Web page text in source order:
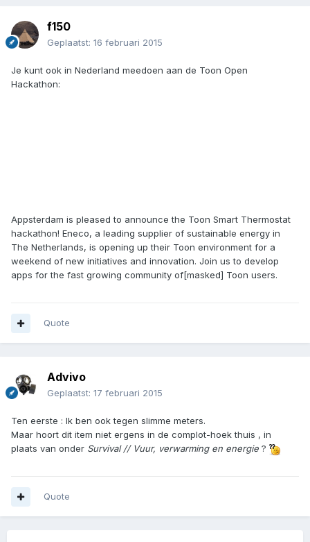
f150
Geplaatst: 16 februari 2015
Je kunt ook in Nederland meedoen aan de Toon Open
Hackathon:
Appsterdam is pleased to announce the Toon Smart Thermostat
hackathon! Eneco, a leading supplier of sustainable energy in
The Netherlands, is opening up their Toon environment for a
weekend of new initiatives and innovation. Join us to develop
apps for the fast growing community of[masked] Toon users.
Quote
Advivo
Geplaatst: 17 februari 2015
Ten eerste : Ik ben ook tegen slimme meters.
Maar hoort dit item niet ergens in de complot-hoek thuis , in
plaats van onder Survival // Vuur, verwarming en energie ?
Quote